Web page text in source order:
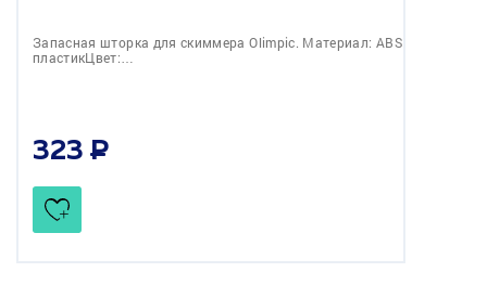
Запасная шторка для скиммера Olimpic. Материал: ABS
пластикЦвет:…
323